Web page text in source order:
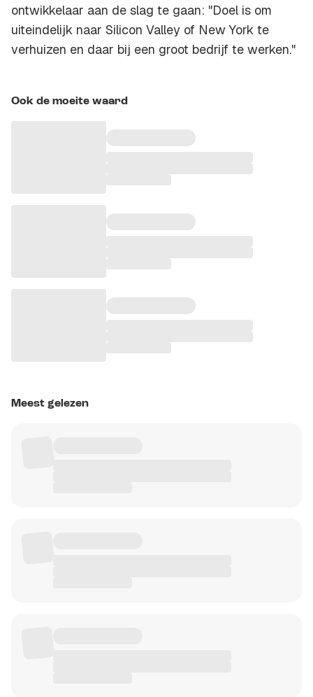
ontwikkelaar aan de slag te gaan: "Doel is om
uiteindelijk naar Silicon Valley of New York te
verhuizen en daar bij een groot bedrijf te werken."
Ook de moeite waard
Meest gelezen